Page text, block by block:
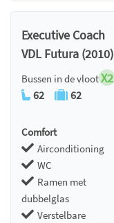
Executive Coach
VDL Futura (2010)
Bussen in de vlootX2
62 62
Comfort
Airconditioning
WC
Ramen met
dubbelglas
Verstelbare